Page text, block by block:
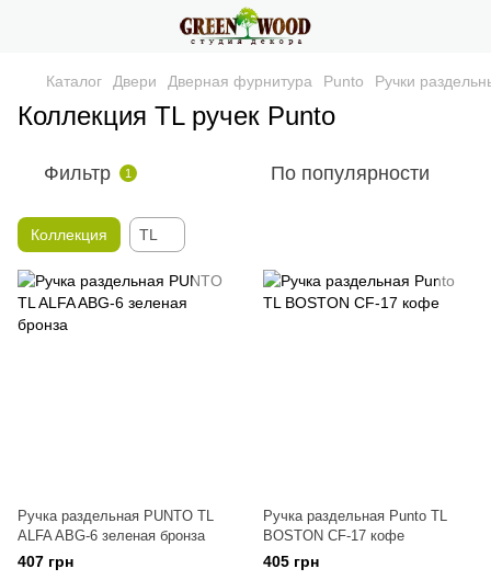
Каталог Двери Дверная фурнитура Punto Ручки
Коллекция ТL ручек Punto
Фильтр 1 По популярности
Коллекция ТL
Ручка раздельная PUNTO ТL
ALFA ABG-6 зеленая бронза
407 грн
Ручка раздельная Punto ТL
BOSTON CF-17 кофе
405 грн